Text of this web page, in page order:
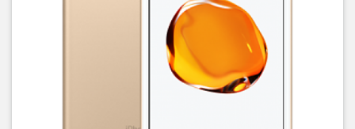
Plus (và iPhone 6 và 6 Plus trước đó) với thân kim loại bo tròn.
Nhưng điểm mới trong thiết kế của các điện thoại này là khả năng
chống nước đạt chuẩn IP67, nghĩa là nó có thể trụ được 30 phút
dưới nước ở độ sâu 1 mét. Các chi tiết mới đáng kể nữa trong thiết
kế là vị trí dải ăng ten thay đổi, hiện nằm ở sát phía trên và dưới
mặt lưng khiến iPhone mới trông thoáng đạt hơn.